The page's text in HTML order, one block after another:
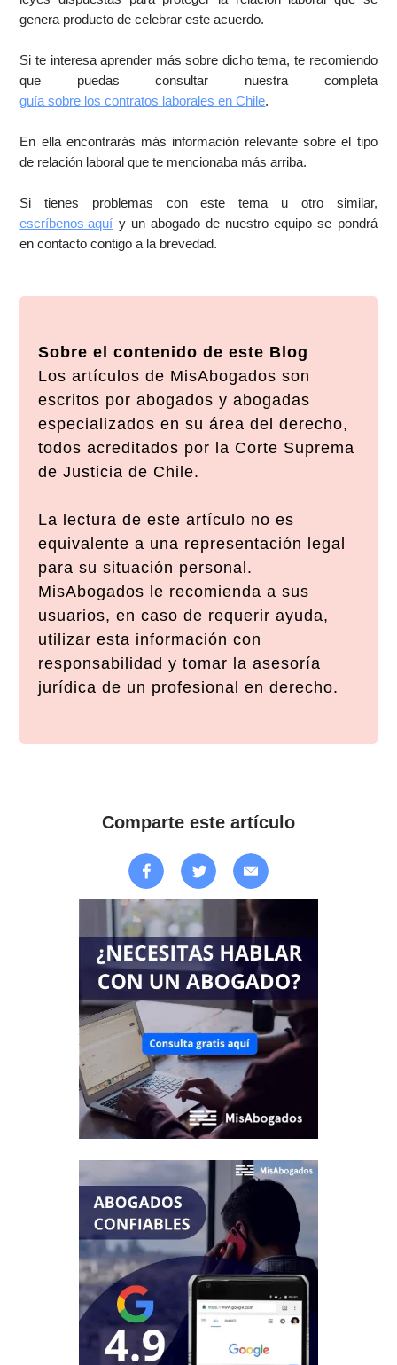
genera producto de celebrar este acuerdo.
Si te interesa aprender más sobre dicho tema, te recomiendo
que puedas consultar nuestra completa
guía sobre los contratos laborales en Chile.
En ella encontrarás más información relevante sobre el tipo
de relación laboral que te mencionaba más arriba.
Si tienes problemas con este tema u otro similar,
escríbenos aquí y un abogado de nuestro equipo se pondrá
en contacto contigo a la brevedad.
Sobre el contenido de este Blog
Los artículos de MisAbogados son
escritos por abogados y abogadas
especializados en su área del derecho,
todos acreditados por la Corte Suprema
de Justicia de Chile.
La lectura de este artículo no es
equivalente a una representación legal
para su situación personal.
MisAbogados le recomienda a sus
usuarios, en caso de requerir ayuda,
utilizar esta información con
responsabilidad y tomar la asesoría
jurídica de un profesional en derecho.
Comparte este artículo